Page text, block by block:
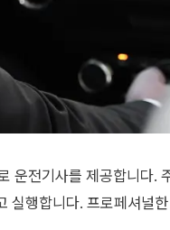
운전기사를 제공합니다.
실행합니다. 프로페셔널